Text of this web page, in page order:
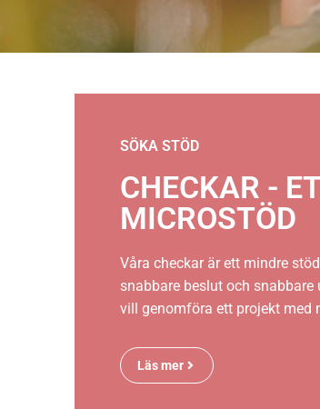
SÖKA STÖD
CHECKAR -
MICROSTÖD
Våra checkar är ett mindre
snabbare beslut och
vill genomföra ett projekt med
Läs mer